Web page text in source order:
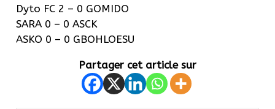
Dyto FC 2 – 0 GOMIDO
SARA 0 – 0 ASCK
ASKO 0 – 0 GBOHLOESU
Partager cet article sur